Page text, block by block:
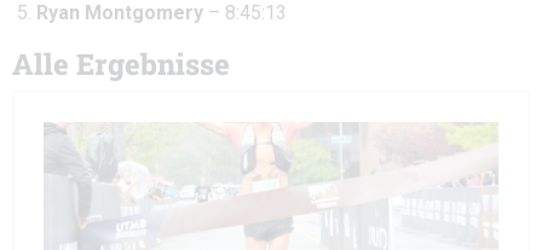
Ryan Montgomery – 8:45:13
Alle Ergebnisse